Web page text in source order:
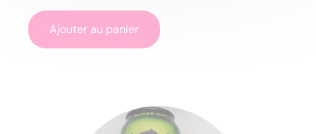
Ajouter au panier